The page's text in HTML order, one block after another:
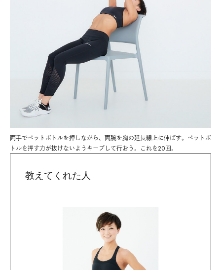
両手でペットボトルを押しながら、両腕を胸の延長線上に伸ばす。ペットボ
トルを押す力が抜けないようキープして行おう。これを20回。
教えてくれた人